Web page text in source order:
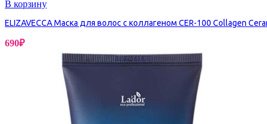
В корзину
ELIZAVECCA Маска для волос с коллагеном CER-100 Collagen
690₽